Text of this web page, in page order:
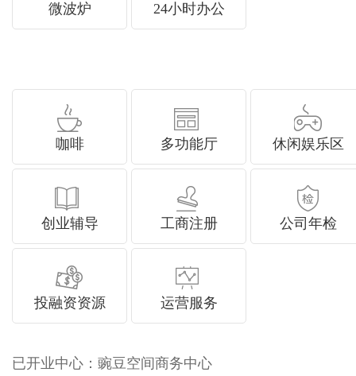
微波炉 24小时办公
咖啡 多功能厅 休闲娱乐区
创业辅导 工商注册 公司年检
投融资资源 运营服务
已开业中心：豌豆空间商务中心